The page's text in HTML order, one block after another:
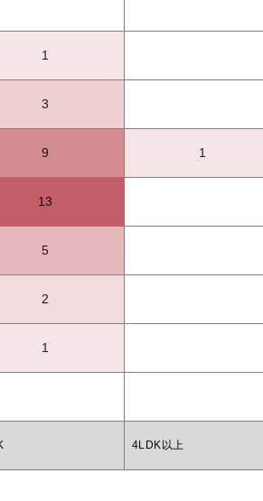
1
3
9 1
13
5
2
1
4LDK以上